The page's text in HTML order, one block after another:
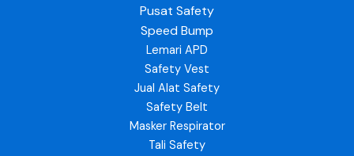
Pusat Safety
Speed Bump
Lemari APD
Safety Vest
Jual Alat Safety
Safety Belt
Masker Respirator
Tali Safety